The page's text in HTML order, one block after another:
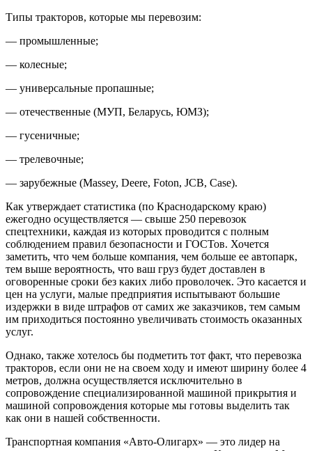
Типы тракторов, которые мы перевозим:
— промышленные;
— колесные;
— универсальные пропашные;
— отечественные (МУП, Беларусь, ЮМЗ);
— гусеничные;
— трелевочные;
— зарубежные (Massey, Deere, Foton, JCB, Case).
Как утверждает статистика (по Краснодарскому краю)
ежегодно осуществляется — свыше 250 перевозок
спецтехники, каждая из которых проводится с полным
соблюдением правил безопасности и ГОСТов. Хочется
заметить, что чем больше компания, чем больше ее автопарк,
тем выше вероятность, что ваш груз будет доставлен в
оговоренные сроки без каких либо проволочек. Это касается и
цен на услуги, малые предприятия испытывают большие
издержки в виде штрафов от самих же заказчиков, тем самым
им приходиться постоянно увеличивать стоимость оказанных
услуг.
Однако, также хотелось бы подметить тот факт, что перевозка
тракторов, если они не на своем ходу и имеют ширину более 4
метров, должна осуществляется исключительно в
сопровождение специализированной машиной прикрытия и
машиной сопровождения которые мы готовы выделить так
как они в нашей собственности.
Транспортная компания «Авто-Олигарх» — это лидер на